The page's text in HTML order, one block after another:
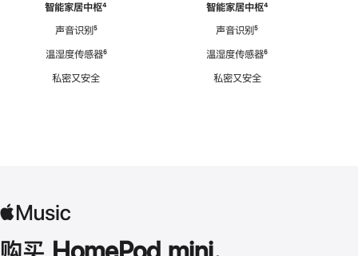
智能家居中枢脚
⁴
声音识别脚
⁵
温湿度传感器脚
⁶
私密又安全
智能家居中枢脚
⁴
声音识别脚
⁵
温湿度传感器脚
⁶
私密又安全